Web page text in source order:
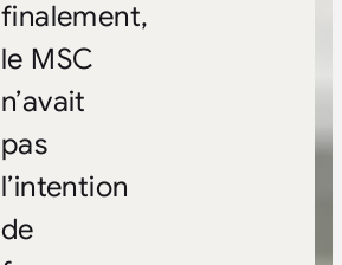
finalement,
le MSC
n’avait
pas
l’intention
de